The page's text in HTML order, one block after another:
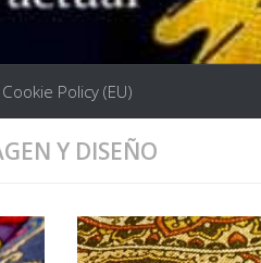
Cookie Policy (EU)
Y DISEÑO